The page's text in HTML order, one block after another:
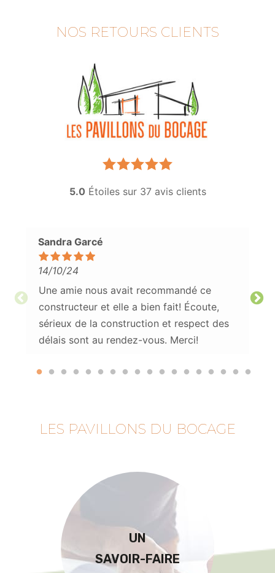
NOS RETOURS CLIENTS
5.0 Étoiles sur 37 avis clients
Sandra Garcé
14/10/24
Une amie nous avait recommandé ce
constructeur et elle a bien fait! Écoute,
sérieux de la construction et respect des
délais sont au rendez-vous. Merci!
LES PAVILLONS DU BOCAGE
UN
SAVOIR-FAIRE